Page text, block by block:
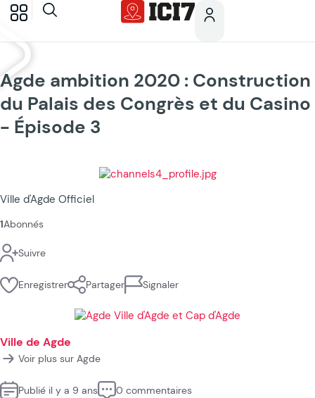
Agde ambition 2020 : Construction
du Palais des Congrès et du Casino
- Épisode 3
Ville d'Agde Officiel
1Abonnés
Suivre
Enregistrer Partager Signaler
Ville de Agde
Voir plus sur Agde
Publié il y a 9 ans 0 commentaires